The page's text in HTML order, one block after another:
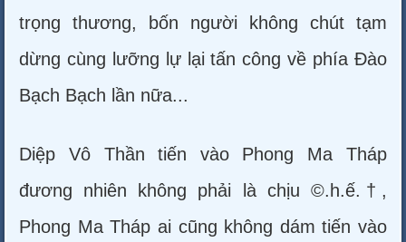
trọng thương, bốn người không chút tạm
dừng cùng lưỡng lự lại tấn công về phía Đào
Bạch Bạch lần nữa...
Diệp Vô Thần tiến vào Phong Ma Tháp
đương nhiên không phải là chịu ©.h.ế.†,
Phong Ma Tháp ai cũng không dám tiến vào